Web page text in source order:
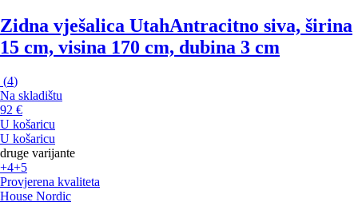
Zidna vješalica UtahAntracitno siva, širina
15 cm, visina 170 cm, dubina 3 cm
(4)
Na skladištu
92 €
U košaricu
U košaricu
druge varijante
+4+5
Provjerena kvaliteta
House Nordic